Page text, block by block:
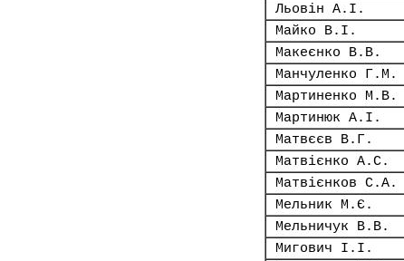
Льовін А.І.
Майко В.І.
Макеєнко В.В.
Манчуленко Г.М.
Мартиненко М.В.
Мартинюк А.І.
Матвєєв В.Г.
Матвієнко А.С.
Матвієнков С.А.
Мельник М.Є.
Мельничук В.В.
Мигович І.І.